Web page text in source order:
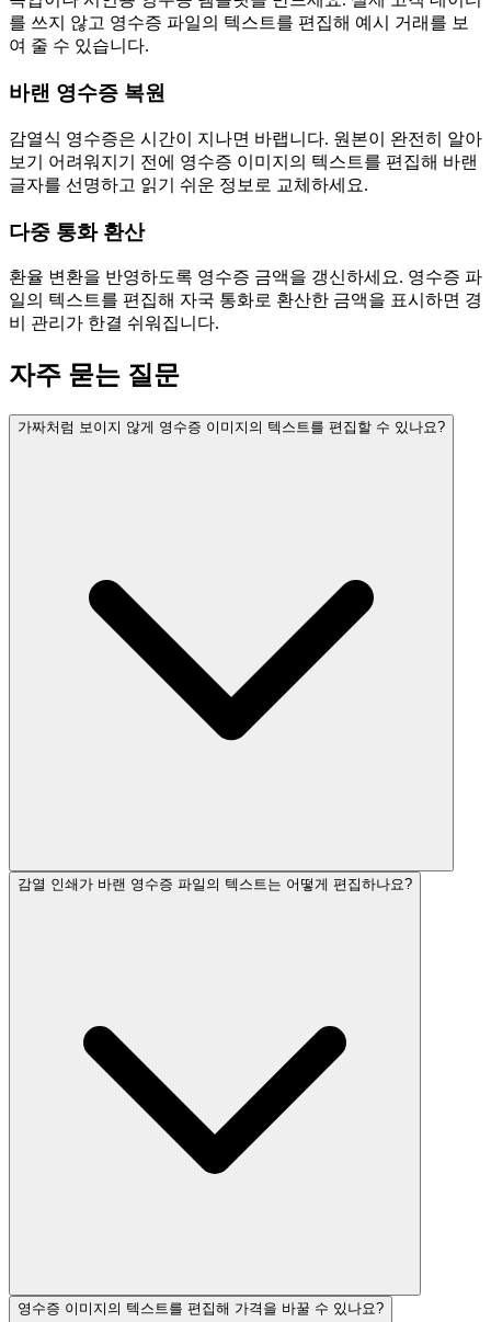
를 쓰지 않고 영수증 파일의 텍스트를 편집해 예시 거래를 보
여 줄 수 있습니다.
바랜 영수증 복원
감열식 영수증은 시간이 지나면 바랩니다. 원본이 완전히 알아
보기 어려워지기 전에 영수증 이미지의 텍스트를 편집해 바랜
글자를 선명하고 읽기 쉬운 정보로 교체하세요.
다중 통화 환산
환율 변환을 반영하도록 영수증 금액을 갱신하세요. 영수증 파
일의 텍스트를 편집해 자국 통화로 환산한 금액을 표시하면 경
비 관리가 한결 쉬워집니다.
자주 묻는 질문
가짜처럼 보이지 않게 영수증 이미지의 텍스트를 편집할 수 있나요?
감열 인쇄가 바랜 영수증 파일의 텍스트는 어떻게 편집하나요?
영수증 이미지의 텍스트를 편집해 가격을 바꿀 수 있나요?